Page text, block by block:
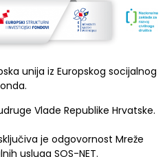
unija iz Europskog socijalnog
Vlade Republike Hrvatske.
je odgovornost Mreže
usluga SOS-NET.